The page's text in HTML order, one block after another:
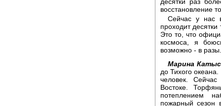
восстановление
Сейчас у нас
проходит десятки
Это то, что
космоса, я
возможно - в разы.
Марина
до Тихого
человек.
Востоке.
потеплением
пожарный сезон